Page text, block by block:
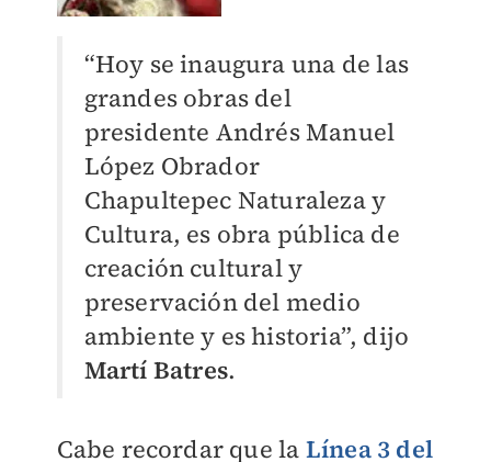
“Hoy se inaugura una de las
grandes obras del
presidente Andrés Manuel
López Obrador
Chapultepec Naturaleza y
Cultura, es obra pública de
creación cultural y
preservación del medio
ambiente y es historia”, dijo
Martí Batres.
Cabe recordar que la Línea 3 del